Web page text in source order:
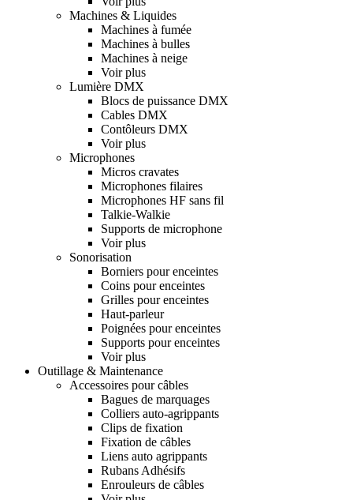
Machines & Liquides
Machines à fumée
Machines à bulles
Machines à neige
Voir plus
Lumière DMX
Blocs de puissance DMX
Cables DMX
Contôleurs DMX
Voir plus
Microphones
Micros cravates
Microphones filaires
Microphones HF sans fil
Talkie-Walkie
Supports de microphone
Voir plus
Sonorisation
Borniers pour enceintes
Coins pour enceintes
Grilles pour enceintes
Haut-parleur
Poignées pour enceintes
Supports pour enceintes
Voir plus
Outillage & Maintenance
Accessoires pour câbles
Bagues de marquages
Colliers auto-agrippants
Clips de fixation
Fixation de câbles
Liens auto agrippants
Rubans Adhésifs
Enrouleurs de câbles